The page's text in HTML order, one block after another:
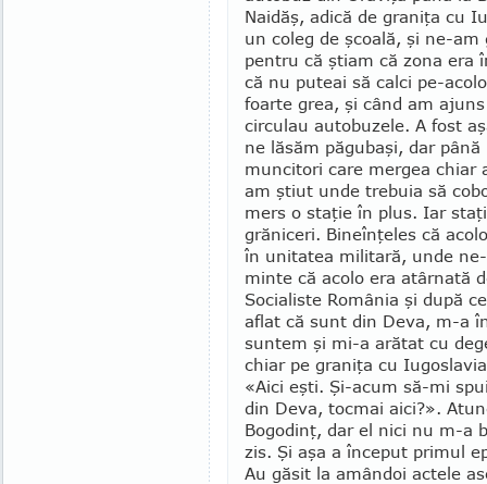
Naidăş, adică de graniţa cu
un coleg de şcoală, şi ne-
pentru că ştiam că zona era
că nu puteai să calci pe-
foarte grea, şi când am
circulau autobu­zele. A fost
ne lăsăm păgubaşi, dar
muncitori care mergea chiar
am ştiut unde trebuia să
mers o staţie în plus. Iar
grăniceri. Bineînţeles că
în unitatea militară, unde
minte că acolo era atârnată
Socialiste România şi după
aflat că sunt din Deva, m-a
suntem şi mi-a arătat cu
chiar pe graniţa cu
«Aici eşti. Şi-acum să-mi
din Deva, tocmai aici?».
Bogodinţ, dar el nici nu m-a
zis. Şi aşa a început primul
Au găsit la amândoi actele